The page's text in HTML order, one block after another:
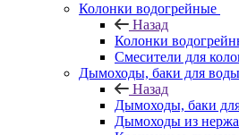
Колонки водогрейные
Назад
Колонки
Смесители для
Дымоходы, баки для воды
Назад
Дымоходы, баки
Дымоходы из